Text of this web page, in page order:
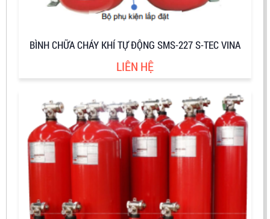
BÌNH CHỮA CHÁY KHÍ TỰ ĐỘNG SMS-227 S-TEC VINA
LIÊN HỆ